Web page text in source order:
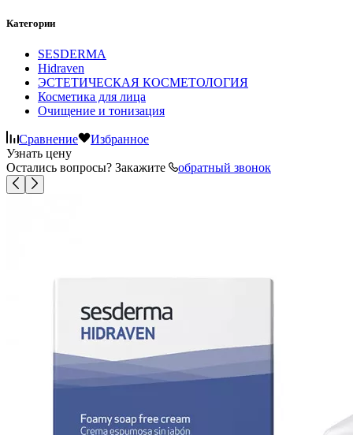
Категории
SESDERMA
Hidraven
ЭСТЕТИЧЕСКАЯ КОСМЕТОЛОГИЯ
Косметика для лица
Очищение и тонизация
Сравнение
Избранное
Узнать цену
Остались вопросы? Закажите
обратный звонок